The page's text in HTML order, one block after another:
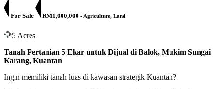
For Sale RM1,000,000 - Agriculture, Land
5 Acres
Tanah Pertanian 5 Ekar untuk Dijual di Balok, Mukim Sungai
Karang, Kuantan
Ingin memiliki tanah luas di kawasan strategik Kuantan?